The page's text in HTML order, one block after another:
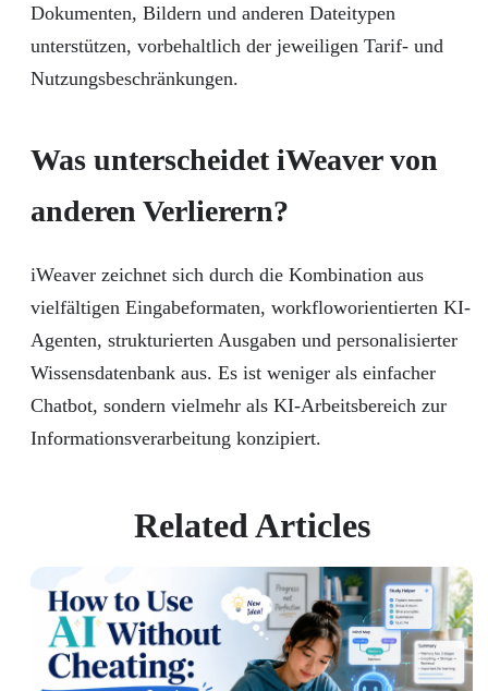
Dokumenten, Bildern und anderen Dateitypen
unterstützen, vorbehaltlich der jeweiligen Tarif- und
Nutzungsbeschränkungen.
Was unterscheidet iWeaver von
anderen Verlierern?
iWeaver zeichnet sich durch die Kombination aus
vielfältigen Eingabeformaten, workfloworientierten KI-
Agenten, strukturierten Ausgaben und personalisierter
Wissensdatenbank aus. Es ist weniger als einfacher
Chatbot, sondern vielmehr als KI-Arbeitsbereich zur
Informationsverarbeitung konzipiert.
Related Articles